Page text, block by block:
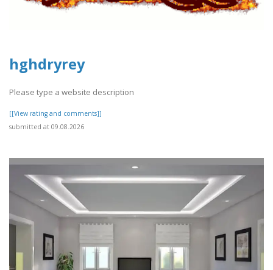
hghdryrey
Please type a website description
[[View rating and comments]]
submitted at 09.08.2026